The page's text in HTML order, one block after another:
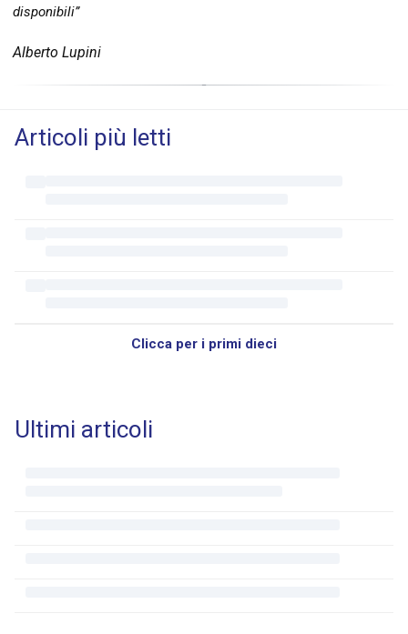
disponibili”
Alberto Lupini
Articoli più letti
Clicca per i primi dieci
Ultimi articoli